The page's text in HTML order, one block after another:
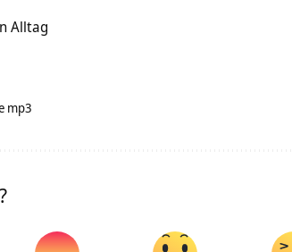
Alltag
mp3